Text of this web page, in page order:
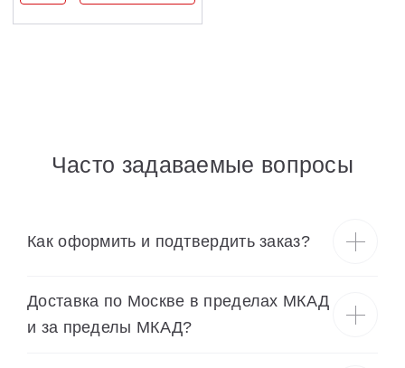
Часто задаваемые вопросы
Как оформить и подтвердить заказ?
Доставка по Москве в пределах МКАД
и за пределы МКАД?